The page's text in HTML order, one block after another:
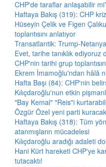
CHP'de taraflar anlaşabilir
Haftaya Bakış (319): CHP
Hüseyin Çelik ve Figen
toplantısını anlatıyor
Transatlantik: Trump-
Evet, tarihe tanıklık ediyoruz
CHP'nin tarihi grup
Ekrem İmamoğlu'ndan hâlâ
Hafta Başı (84): CHP'nin
Kılıçdaroğlu'nun etkin
"Bay Kemal" "Reis"i
Özgür Özel yeni parti kuracak
Haftaya Bakış (318): Tüm
atanmışların mücadelesi
Kılıçdaroğlu aradığı adaleti
Hani Kürt hareketi CHP'ye
tutacaktı!